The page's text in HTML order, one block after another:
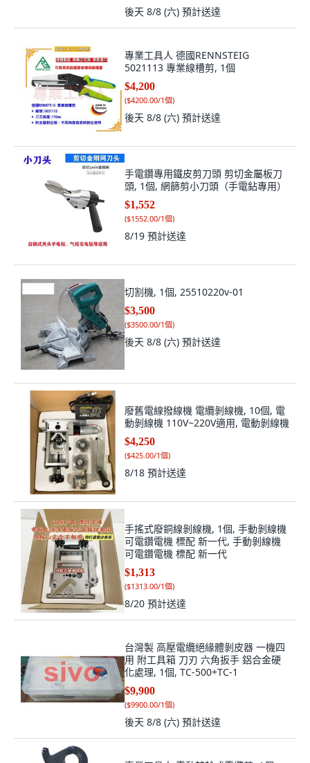
後天 8/8 (六) 預計送達
專業工具人 德國RENNSTEIG
5021113 專業線槽剪, 1個
$4,200
($4200.00/1個)
後天 8/8 (六) 預計送達
手電鑽專用鐵皮剪刀頭 剪切金屬板刀
頭, 1個, 網篩剪小刀頭（手電鉆專用）
$1,552
($1552.00/1個)
8/19 預計送達
切割機, 1個, 25510220v-01
$3,500
($3500.00/1個)
後天 8/8 (六) 預計送達
廢舊電線撥線機 電纜剝線機, 10個, 電
動剝線機 110V~220V適用, 電動剝線機
$4,250
($425.00/1個)
8/18 預計送達
手搖式廢銅線剝線機, 1個, 手動剝線機
可電鑽電機 標配 新一代, 手動剝線機
可電鑽電機 標配 新一代
$1,313
($1313.00/1個)
8/20 預計送達
台灣製 高壓電纜絕緣體剝皮器 一機四
用 附工具箱 刀刃 六角扳手 鋁合金硬
化處理, 1個, TC-500+TC-1
$9,900
($9900.00/1個)
後天 8/8 (六) 預計送達